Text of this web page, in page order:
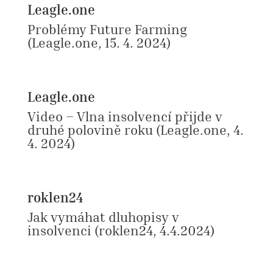
Leagle.one
Problémy Future Farming
(Leagle.one, 15. 4. 2024)
Leagle.one
Video – Vlna insolvencí přijde v
druhé polovině roku (Leagle.one, 4.
4. 2024)
roklen24
Jak vymáhat dluhopisy v
insolvenci (roklen24, 4.4.2024)